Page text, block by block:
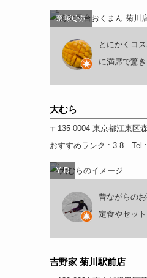
奈塚Q弥
とにかくコ
に満席で驚
大むら
〒135-0004 東京都江東区
おすすめランク : 3.8 Tel
Y D
昔ながらの
定食やセッ
吉野家 菊川駅前店